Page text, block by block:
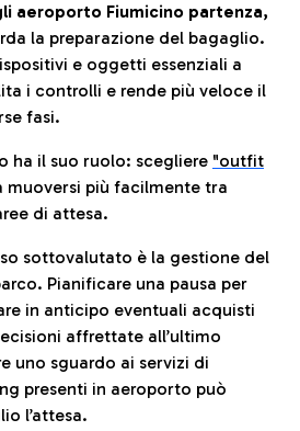
aeroporto Fiumicino partenza,
la preparazione del bagaglio.
e oggetti essenziali a
i controlli e rende più veloce il
fasi.
ha il suo ruolo: scegliere "outfit
muoversi più facilmente tra
di attesa.
sottovalutato è la gestione del
Pianificare una pausa per
in anticipo eventuali acquisti
affrettate all’ultimo
uno sguardo ai servizi di
presenti in aeroporto può
l’attesa.